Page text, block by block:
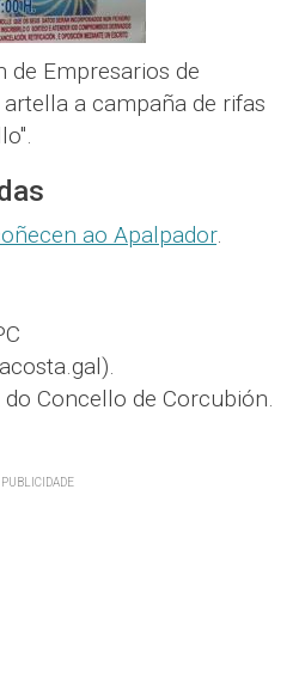
de Empresarios de
a campaña de rifas
ao Apalpador.
Concello de Corcubión.